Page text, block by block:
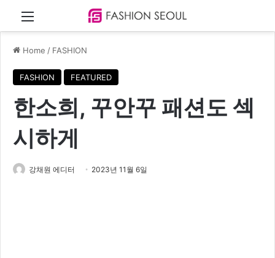
Menu
Home / FASHION
FASHION FEATURED
한소희, 꾸안꾸 패션도 섹
시하게
강채원 에디터 2023년 11월 6일